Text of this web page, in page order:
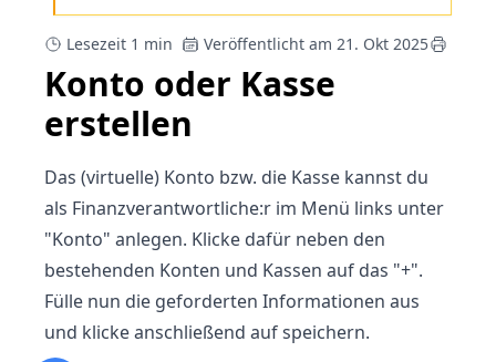
Lesezeit 1 min Veröffentlicht am 21. Okt 2025
Konto oder Kasse
erstellen
Das (virtuelle) Konto bzw. die Kasse kannst du
als Finanzverantwortliche:r im Menü links unter
"Konto" anlegen. Klicke dafür neben den
bestehenden Konten und Kassen auf das "+".
Fülle nun die geforderten Informationen aus
und klicke anschließend auf speichern.